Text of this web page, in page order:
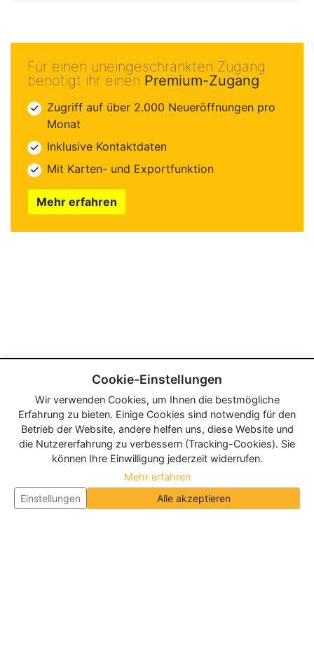
Für einen uneingeschränkten Zugang
benötigt ihr einen Premium-Zugang
Zugriff auf über 2.000 Neueröffnungen pro
Monat
Inklusive Kontaktdaten
Mit Karten- und Exportfunktion
Mehr erfahren
Cookie-Einstellungen
Wir verwenden Cookies, um Ihnen die bestmögliche
Erfahrung zu bieten. Einige Cookies sind notwendig für den
Betrieb der Website, andere helfen uns, diese Website und
die Nutzererfahrung zu verbessern (Tracking-Cookies). Sie
können Ihre Einwilligung jederzeit widerrufen.
Mehr erfahren
Einstellungen
Alle akzeptieren